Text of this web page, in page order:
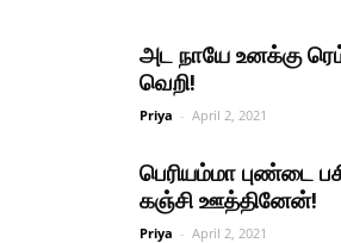
அட நாயே உனக்கு
வெறி!
Priya - April 2, 2021
பெரியம்மா புண்டை
கஞ்சி ஊத்தினேன்!
Priya - April 2, 2021